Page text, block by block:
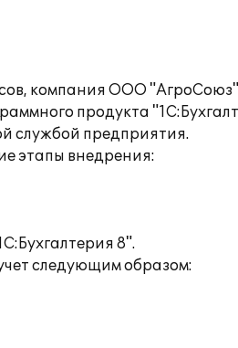
компания ООО
продукта
службой предприятия.
этапы внедрения:
8".
следующим образом: